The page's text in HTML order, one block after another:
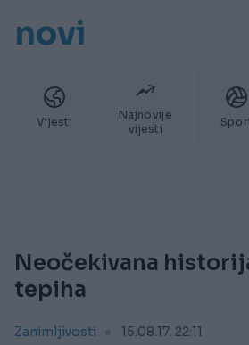
novi
Vijesti
Najnovije
vijesti
Neočekivana
tepiha
Zanimljivosti 15.08.17. 22:11